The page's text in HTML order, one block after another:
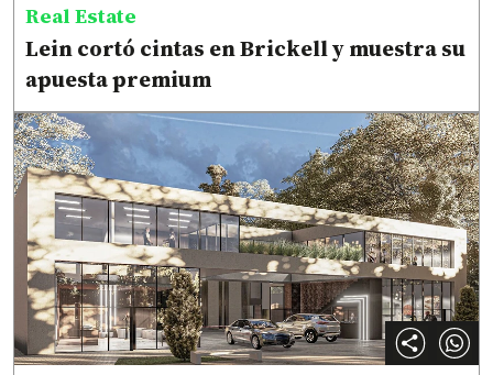
Real Estate
Lein cortó cintas en Brickell y muestra su
apuesta premium